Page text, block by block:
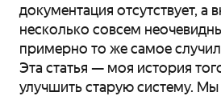
документация отсутствует, а
несколько совсем
примерно то же самое
Эта статья — моя история
улучшить старую систему.